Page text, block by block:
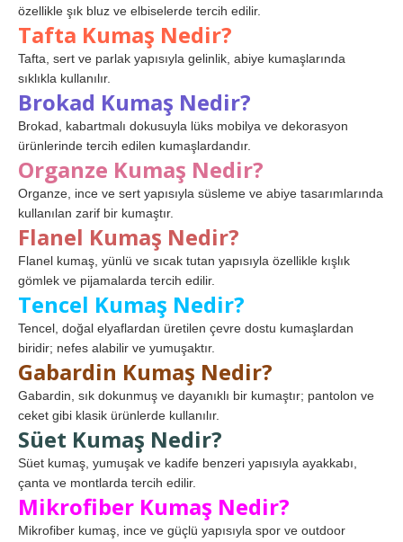
özellikle şık bluz ve elbiselerde tercih edilir.
Tafta Kumaş Nedir?
Tafta, sert ve parlak yapısıyla gelinlik, abiye kumaşlarında
sıklıkla kullanılır.
Brokad Kumaş Nedir?
Brokad, kabartmalı dokusuyla lüks mobilya ve dekorasyon
ürünlerinde tercih edilen kumaşlardandır.
Organze Kumaş Nedir?
Organze, ince ve sert yapısıyla süsleme ve abiye tasarımlarında
kullanılan zarif bir kumaştır.
Flanel Kumaş Nedir?
Flanel kumaş, yünlü ve sıcak tutan yapısıyla özellikle kışlık
gömlek ve pijamalarda tercih edilir.
Tencel Kumaş Nedir?
Tencel, doğal elyaflardan üretilen çevre dostu kumaşlardan
biridir; nefes alabilir ve yumuşaktır.
Gabardin Kumaş Nedir?
Gabardin, sık dokunmuş ve dayanıklı bir kumaştır; pantolon ve
ceket gibi klasik ürünlerde kullanılır.
Süet Kumaş Nedir?
Süet kumaş, yumuşak ve kadife benzeri yapısıyla ayakkabı,
çanta ve montlarda tercih edilir.
Mikrofiber Kumaş Nedir?
Mikrofiber kumaş, ince ve güçlü yapısıyla spor ve outdoor